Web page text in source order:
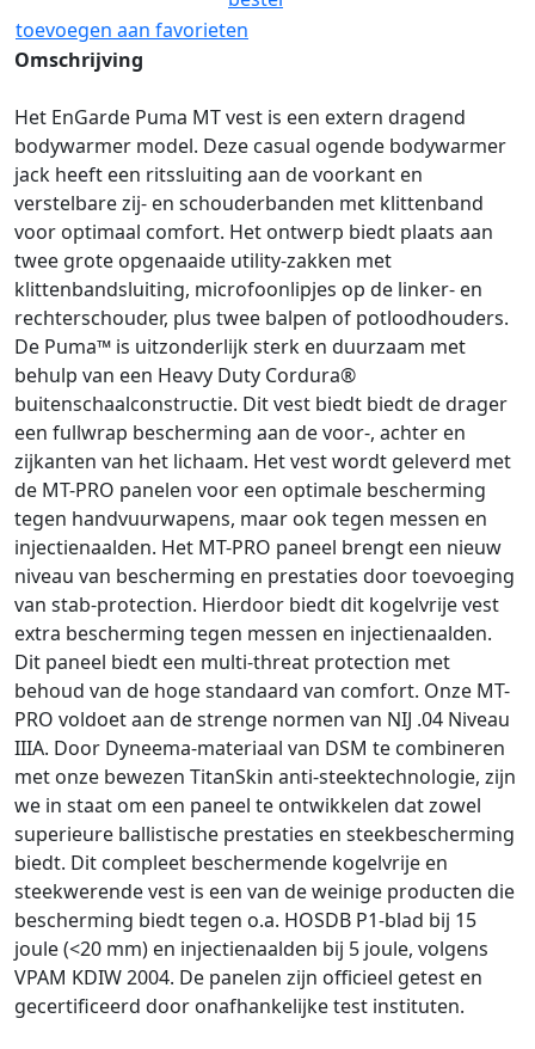
toevoegen aan favorieten
Omschrijving
Het EnGarde Puma MT vest is een extern dragend
bodywarmer model. Deze casual ogende bodywarmer
jack heeft een ritssluiting aan de voorkant en
verstelbare zij- en schouderbanden met klittenband
voor optimaal comfort. Het ontwerp biedt plaats aan
twee grote opgenaaide utility-zakken met
klittenbandsluiting, microfoonlipjes op de linker- en
rechterschouder, plus twee balpen of potloodhouders.
De Puma™ is uitzonderlijk sterk en duurzaam met
behulp van een Heavy Duty Cordura®
buitenschaalconstructie. Dit vest biedt biedt de drager
een fullwrap bescherming aan de voor-, achter en
zijkanten van het lichaam. Het vest wordt geleverd met
de MT-PRO panelen voor een optimale bescherming
tegen handvuurwapens, maar ook tegen messen en
injectienaalden. Het MT-PRO paneel brengt een nieuw
niveau van bescherming en prestaties door toevoeging
van stab-protection. Hierdoor biedt dit kogelvrije vest
extra bescherming tegen messen en injectienaalden.
Dit paneel biedt een multi-threat protection met
behoud van de hoge standaard van comfort. Onze MT-
PRO voldoet aan de strenge normen van NIJ .04 Niveau
IIIA. Door Dyneema-materiaal van DSM te combineren
met onze bewezen TitanSkin anti-steektechnologie, zijn
we in staat om een paneel te ontwikkelen dat zowel
superieure ballistische prestaties en steekbescherming
biedt. Dit compleet beschermende kogelvrije en
steekwerende vest is een van de weinige producten die
bescherming biedt tegen o.a. HOSDB P1-blad bij 15
joule (<20 mm) en injectienaalden bij 5 joule, volgens
VPAM KDIW 2004. De panelen zijn officieel getest en
gecertificeerd door onafhankelijke test instituten.